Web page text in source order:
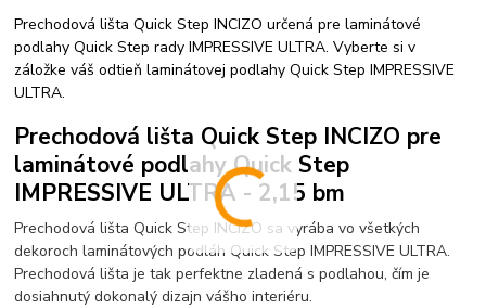
Prechodová lišta Quick Step INCIZO určená pre laminátové
podlahy Quick Step rady IMPRESSIVE ULTRA. Vyberte si v
záložke váš odtieň laminátovej podlahy Quick Step IMPRESSIVE
ULTRA.
Prechodová lišta Quick Step INCIZO pre
laminátové podlahy Quick Step
IMPRESSIVE ULTRA - 2,15 bm
Prechodová lišta Quick Step INCIZO sa vyrába vo všetkých
dekoroch laminátových podláh Quick Step IMPRESSIVE ULTRA.
Prechodová lišta je tak perfektne zladená s podlahou, čím je
dosiahnutý dokonalý dizajn vášho interiéru.